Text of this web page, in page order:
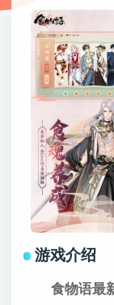
游戏介绍
食物语最